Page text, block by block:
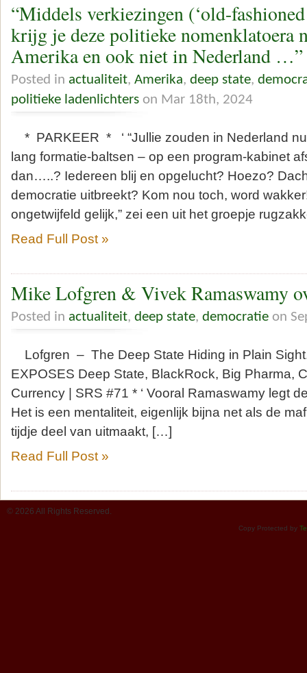
“Middels verkiezingen (‘old-
krijg je deze politieke nomenklatoera
Amerika en ook niet in Nederland …”
Posted in actualiteit, Amerika, deep state,
politieke ladenlichters on Mar 18th, 2024
* PARKEER * ‘ “Jullie zouden in Nederland
lang formatie-baltsen – op een program-kabinet
dan…..? Iedereen blij en opgelucht? Hoezo?
democratie uitbreekt? Kom nou toch, word
ongetwijfeld gelijk,” zei een uit het groepje
Read Full Post »
Mike Lofgren & Vivek Ramaswamy
Posted in actualiteit, deep state, democratie on
Lofgren – The Deep State Hiding in Plain
EXPOSES Deep State, BlackRock, Big Pharma,
Currency | SRS #71 * ‘ Vooral Ramaswamy legt
Het is een mentaliteit, eigenlijk bijna net als de
tijdje deel van uitmaakt, […]
Read Full Post »
© 2026 All Rights Reserved.
Copy Protected by